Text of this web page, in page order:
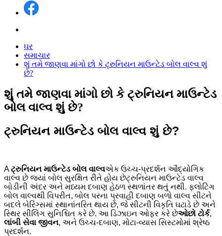
ઘર
સમાચાર
શું તમે જાણવા માંગો છો કે ટ્રુનિયન માઉન્ટેડ બોલ વાલ્વ શું
છે?
શું તમે જાણવા માંગો છો કે ટ્રુનિયન માઉન્ટેડ
બોલ વાલ્વ શું છે?
ટ્રુનિયન માઉન્ટેડ બોલ વાલ્વ શું છે?
Aટ્રુનિયન માઉન્ટેડ બોલ વાલ્વએક ઉચ્ચ-પ્રદર્શન ઔદ્યોગિક
વાલ્વ છે જ્યાં બોલ સુરક્ષિત રીતે હોય છેટ્રુનિયન માઉન્ટેડ વાલ્વ
બોડીની અંદર અને મધ્યમ દબાણ હેઠળ સ્થળાંતર થતું નથી. ફ્લોટિંગ
બોલ વાલ્વથી વિપરીત, બોલ પરના પ્રવાહી દબાણ બળો વાલ્વ સીટને
બદલે બેરિંગ્સમાં સ્થાનાંતરિત થાય છે, જે સીટની વિકૃતિ ઘટાડે છે અને
સ્થિર સીલિંગ સુનિશ્ચિત કરે છે. આ ડિઝાઇન ઓફર કરે છેઓછો ટોર્ક,
લાંબી સેવા જીવન, અને ઉચ્ચ-દબાણ, મોટા-વ્યાસ સિસ્ટમોમાં શ્રેષ્ઠ
પ્રદર્શન.